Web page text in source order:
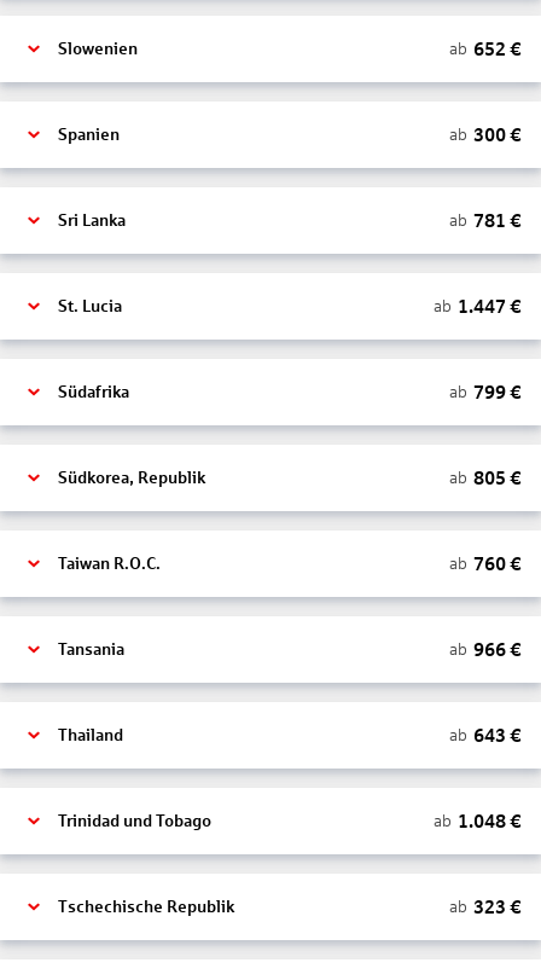
Slowenien ab 652 €
Spanien ab 300€
Sri Lanka ab 781 €
St. Lucia ab 1.447 €
Südafrika ab 799€
Südkorea, Republik ab 805 €
Taiwan R.O.C. ab 760€
Tansania ab 966€
Thailand ab 643 €
Trinidad und Tobago ab 1.048€
Tschechische Republik ab 323 €